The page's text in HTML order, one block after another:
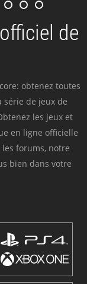
de
obtenez toutes
de jeux de
les jeux et
en ligne officielle
forums, notre
bien dans votre